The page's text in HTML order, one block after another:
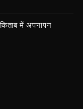
में अपनापन